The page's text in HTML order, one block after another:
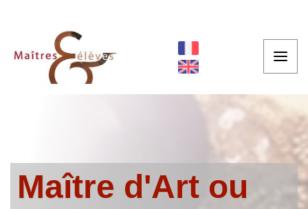
Maître d'Art ou